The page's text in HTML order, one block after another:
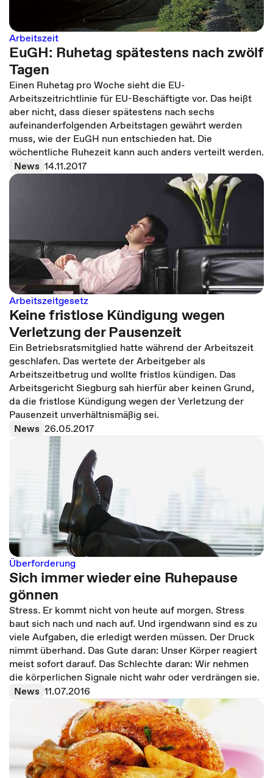
Arbeitszeit
EuGH: Ruhetag spätestens nach zwölf
Tagen
Einen Ruhetag pro Woche sieht die EU-
Arbeitszeitrichtlinie für EU-Beschäftigte vor. Das heißt
aber nicht, dass dieser spätestens nach sechs
aufeinanderfolgenden Arbeitstagen gewährt werden
muss, wie der EuGH nun entschieden hat. Die
wöchentliche Ruhezeit kann auch anders verteilt werden.
News 14.11.2017
Arbeitszeitgesetz
Keine fristlose Kündigung wegen
Verletzung der Pausenzeit
Ein Betriebsratsmitglied hatte während der Arbeitszeit
geschlafen. Das wertete der Arbeitgeber als
Arbeitszeitbetrug und wollte fristlos kündigen. Das
Arbeitsgericht Siegburg sah hierfür aber keinen Grund,
da die fristlose Kündigung wegen der Verletzung der
Pausenzeit unverhältnismäßig sei.
News 26.05.2017
Überforderung
Sich immer wieder eine Ruhepause
gönnen
Stress. Er kommt nicht von heute auf morgen. Stress
baut sich nach und nach auf. Und irgendwann sind es zu
viele Aufgaben, die erledigt werden müssen. Der Druck
nimmt überhand. Das Gute daran: Unser Körper reagiert
meist sofort darauf. Das Schlechte daran: Wir nehmen
die körperlichen Signale nicht wahr oder verdrängen sie.
News 11.07.2016